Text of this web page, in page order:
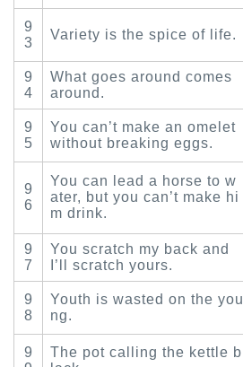
9
3
Variety is the spice of life.
9
4
What goes around comes
around.
9
5
You can’t make an omelet
without breaking eggs.
9
6
You can lead a horse to w
ater, but you can’t make hi
m drink.
9
7
You scratch my back and
I’ll scratch yours.
9
8
Youth is wasted on the you
ng.
9
The pot calling the kettle b